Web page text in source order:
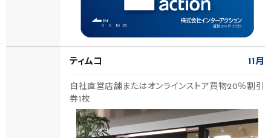
ティムコ 11月
自社直営店舗またはオンラインストア買物20％割引
券1枚